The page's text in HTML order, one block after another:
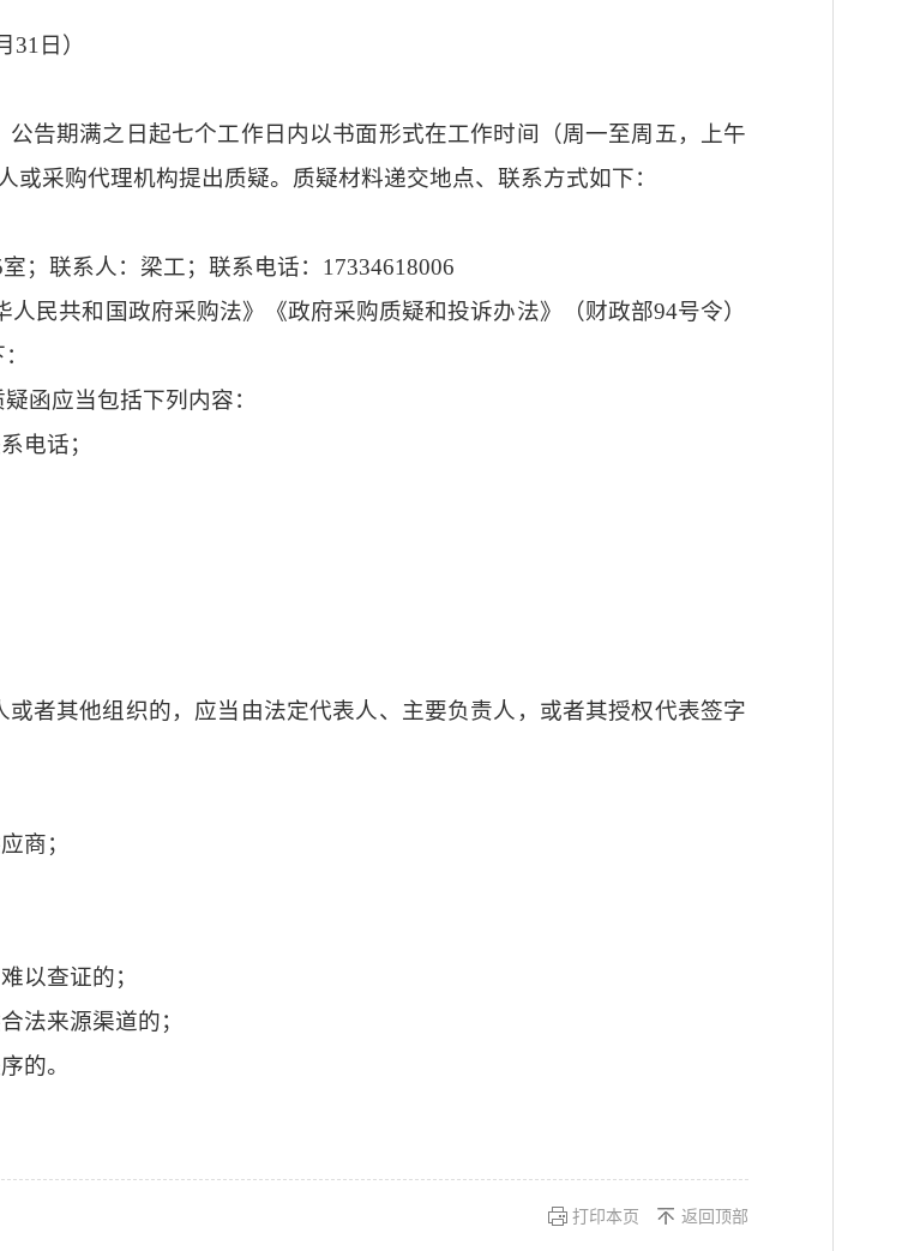
31 日）
告期满之日起七个工作日内以书面形式在工作时间（周一至周五，上午
或采购代理机构提出质疑。质疑材料递交地点、联系方式如下：
；联系人：梁工；联系电话：17334618006
人民共和国政府采购法》《政府采购质疑和投诉办法》（财政部94号令）
函应当包括下列内容：
电话；
者其他组织的，应当由法定代表人、主要负责人，或者其授权代表签字
商；
以查证的；
法来源渠道的；
的。
打印本页 返回顶部